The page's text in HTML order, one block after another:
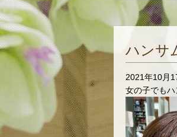
ハンサ
2021年10月
女の子でも